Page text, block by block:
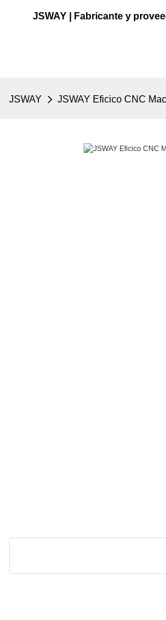
JSWAY | Fabricante y
JSWAY JSWAY Eficico CNC